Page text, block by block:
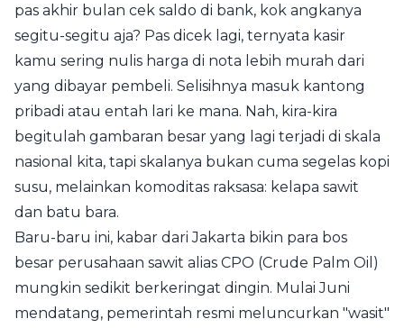
pas akhir bulan cek saldo di bank, kok angkanya
segitu-segitu aja? Pas dicek lagi, ternyata kasir
kamu sering nulis harga di nota lebih murah dari
yang dibayar pembeli. Selisihnya masuk kantong
pribadi atau entah lari ke mana. Nah, kira-kira
begitulah gambaran besar yang lagi terjadi di skala
nasional kita, tapi skalanya bukan cuma segelas kopi
susu, melainkan komoditas raksasa: kelapa sawit
dan batu bara.
Baru-baru ini, kabar dari Jakarta bikin para bos
besar perusahaan sawit alias CPO (Crude Palm Oil)
mungkin sedikit berkeringat dingin. Mulai Juni
mendatang, pemerintah resmi meluncurkan "wasit"